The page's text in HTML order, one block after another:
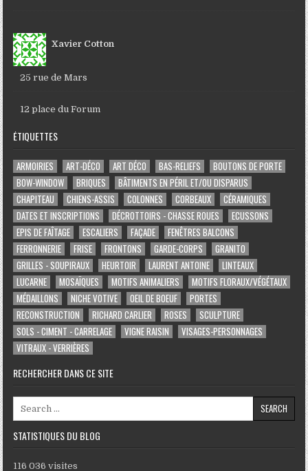
Xavier Cotton
25 rue de Mars
12 place du Forum
ÉTIQUETTES
ARMOIRIES ART-DÉCO ART DÉCO BAS-RELIEFS
BOUTONS DE PORTE
BOW-WINDOW
BRIQUES
BÂTIMENTS EN PÉRIL ET/OU DISPARUS
CHAPITEAU
CHIENS-ASSIS COLONNES CORBEAUX
CÉRAMIQUES
DATES ET INSCRIPTIONS
DÉCROTTOIRS - CHASSE ROUES
ECUSSONS
EPIS DE FAÎTAGE
ESCALIERS FAÇADE
FENÊTRES BALCONS
FERRONNERIE
FRISE FRONTONS GARDE-CORPS
GRANITO
GRILLES - SOUPIRAUX
HEURTOIR LAURENT ANTOINE
LINTEAUX
LUCARNE
MOSAÏQUES MOTIFS ANIMALIERS
MOTIFS FLORAUX/VÉGÉTAUX
MÉDAILLONS
NICHE VOTIVE OEIL DE BOEUF
PORTES
RECONSTRUCTION
RICHARD CARLIER ROSES
SCULPTURE
SOLS - CIMENT - CARRELAGE
VIGNE RAISIN
VISAGES-PERSONNAGES
VITRAUX - VERRIÈRES
RECHERCHER DANS CE SITE
Search for:
STATISTIQUES DU BLOG
116 036 visites